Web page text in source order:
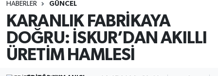
HABERLER GÜNCEL
KARANLIK FABRİKAYA
DOĞRU: İSKUR’DAN AKILLI
ÜRETİM HAMLESİ
Süper Lig Puan Durumu ve Fikstür
Tüm Manşetler